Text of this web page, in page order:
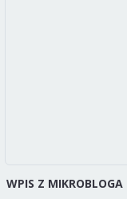
WPIS Z MIKROBLOGA